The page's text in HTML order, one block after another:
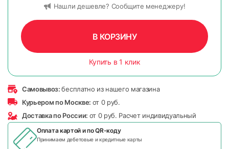
Нашли дешевле? Сообщите менеджеру!
В КОРЗИНУ
Купить в 1 клик
Самовывоз:бесплатно из нашего магазина
Курьером по Москве: от 0 руб.
Доставка по России: от 0 руб. Расчет индивидуальный
Оплата картой и поQR-коду
Принимаем дебетовые и кредитные карты